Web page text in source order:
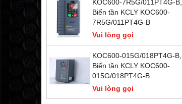
KOC600-7R5G/011PT4G-B,
Biến tần KCLY KOC600-
7R5G/011PT4G-B
Vui lòng gọi
KOC600-015G/018PT4G-B,
Biến tần KCLY KOC600-
015G/018PT4G-B
Vui lòng gọi